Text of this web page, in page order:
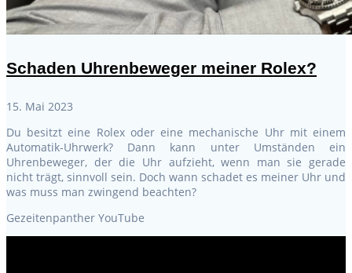
Schaden Uhrenbeweger meiner Rolex?
15. Mai 2023
Du besitzt eine Rolex oder eine mechanische Uhr mit einem
Automatik-Uhrwerk? Dann kann unter Umständen ein
Uhrenbeweger, der die Uhr aufzieht, wenn man sie gerade
nicht trägt, sinnvoll sein. Doch wann schadet es meiner Uhr und
was muss man zwingend beachten?
Gezeitenpanther YouTube